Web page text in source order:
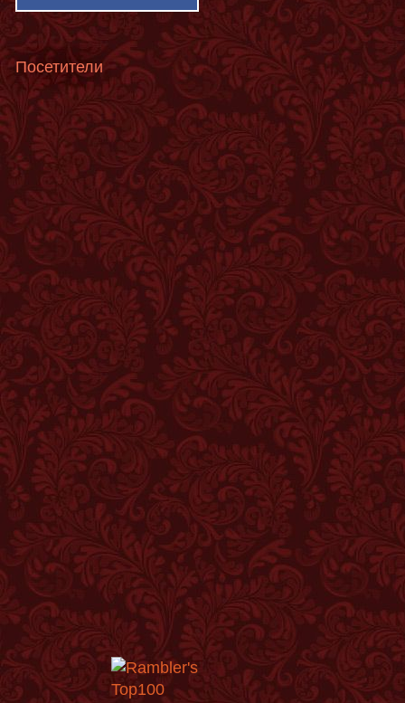
Посетители